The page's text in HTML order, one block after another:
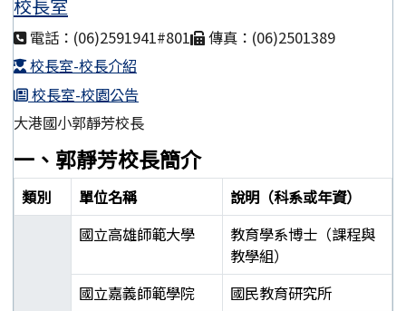
校長室
電話：(06)2591941#801
傳真：(06)2501389
校長室-校長介紹
校長室-校園公告
大港國小郭靜芳校長
一、郭靜芳校長簡介
類別 單位名稱 說明（科系或年資）
國立高雄師範大學
教育學系博士（課程與
教學組）
國立嘉義師範學院
國民教育研究所